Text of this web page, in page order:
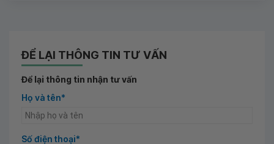
ĐỂ LẠI THÔNG TIN TƯ VẤN
Để lại thông tin nhận tư vấn
Họ và tên*
Số điện thoại*